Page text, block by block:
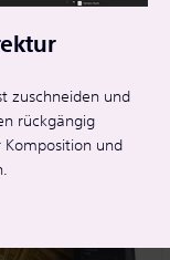
zuschneiden und
rückgängig
Komposition und